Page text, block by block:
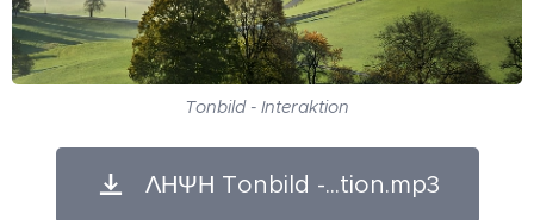
Tonbild - Interaktion
ΛΗΨΗ Tonbild -...tion.mp3